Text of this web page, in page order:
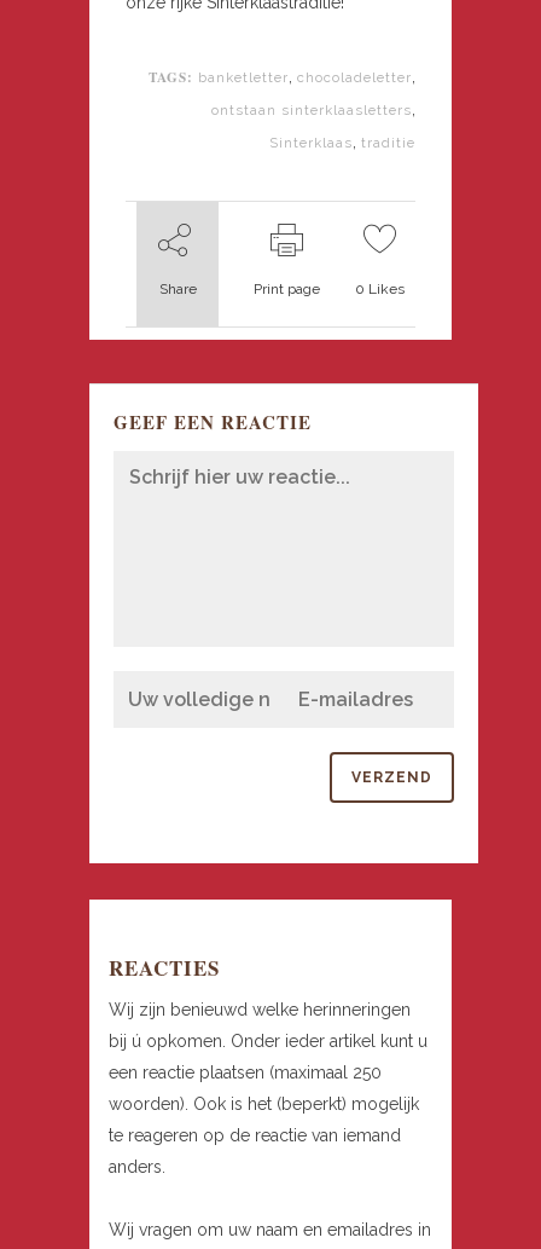
TAGS: banketletter chocoladeletter
ontstaan sinterklaasletters
Sinterklaas traditie
Share Print page 0 Likes
GEEF EEN REACTIE
REACTIES
Wij zijn benieuwd welke herinneringen
bij ú opkomen. Onder ieder artikel kunt u
een reactie plaatsen (maximaal 250
woorden). Ook is het (beperkt) mogelijk
te reageren op de reactie van iemand
anders.
Wij vragen om uw naam en emailadres in